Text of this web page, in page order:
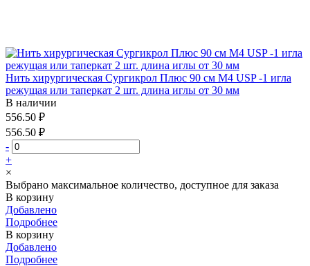
Нить хирургическая Сургикрол Плюс 90 см М4 USP -1 игла
режущая или таперкат 2 шт. длина иглы от 30 мм
В наличии
556.50 ₽
556.50 ₽
-
+
×
Выбрано максимальное количество, доступное для заказа
В корзину
Добавлено
Подробнее
В корзину
Добавлено
Подробнее